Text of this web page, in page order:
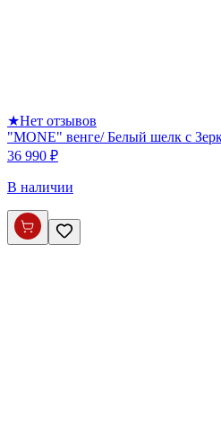
★Нет отзывов
"MONE" венге/ Белый шелк с
36 990 ₽
В наличии